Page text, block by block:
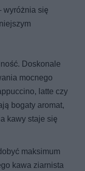
wyróżnia się
Doskonale
mocnego
latte czy
bogaty aromat,
kawy staje się
maksimum
kawa ziarnista